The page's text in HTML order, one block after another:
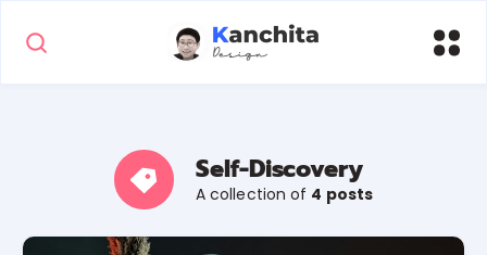
Self-Discovery
A collection of 4 posts